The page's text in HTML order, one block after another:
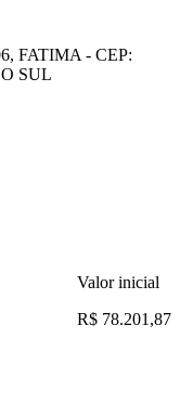
FATIMA - CEP:
SUL
Valor inicial
R$ 78.201,87